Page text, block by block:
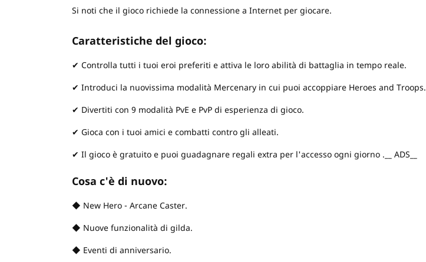
Si noti che il gioco richiede la connessione a Internet per giocare.
Caratteristiche del gioco:
✔ Controlla tutti i tuoi eroi preferiti e attiva le loro abilità di battaglia in tempo reale.
✔ Introduci la nuovissima modalità Mercenary in cui puoi accoppiare Heroes and Troops.
✔ Divertiti con 9 modalità PvE e PvP di esperienza di gioco.
✔ Gioca con i tuoi amici e combatti contro gli alleati.
✔ Il gioco è gratuito e puoi guadagnare regali extra per l'accesso ogni giorno .__ ADS__
Cosa c'è di nuovo:
◆ New Hero - Arcane Caster.
◆ Nuove funzionalità di gilda.
◆ Eventi di anniversario.